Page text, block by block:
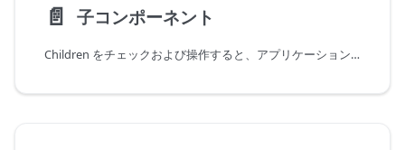
📄️ 子コンポーネント
Children をチェックおよび操作すると、アプリケーションで驚くべきかつ説明が難しい動作が発生することがよくあります。これにより、エッジケースが発生し、通常は予期しない結果が生じる可能性があります。Children を操作しようとする場合は、他の方法を検討する必要があります。